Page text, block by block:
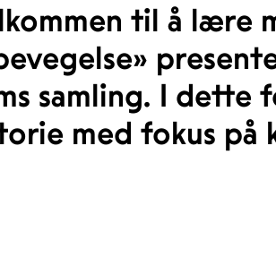
til å lære
samling. I
med fokus på